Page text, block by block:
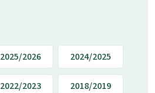
2025/2026 2024/2025
2022/2023 2018/2019